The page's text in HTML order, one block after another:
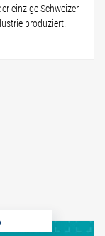
einzige Schweizer
produziert.